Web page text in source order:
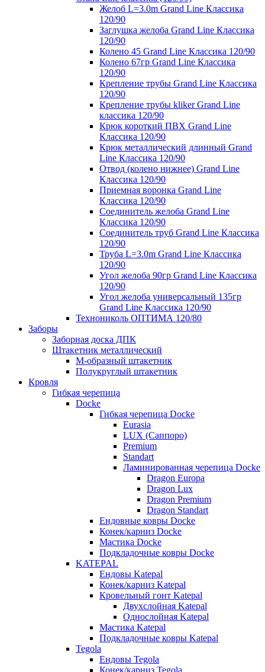
Желоб L=3.0m Grand Line Классика
120/90
Заглушка желоба Grand Line Классика
120/90
Колено 45 Grand Line Классика 120/90
Колено 67гр Grand Line Классика
120/90
Крепление трубы Grand Line Классика
120/90
Крепление трубы kliker Grand Line
классика 120/90
Крюк короткий ПВХ Grand Line
Классика 120/90
Крюк металлический длинный Grand
Line Классика 120/90
Отвод (колено нижнее) Grand Line
Классика 120/90
Приемная воронка Grand Line
Классика 120/90
Соединитель желоба Grand Line
Классика 120/90
Соединитель труб Grand Line Классика
120/90
Труба L=3.0m Grand Line Классика
120/90
Угол желоба 90гр Grand Line Классика
120/90
Угол желоба универсальный 135гр
Grand Line Классика 120/90
Технониколь ОПТИМА 120/80
Заборы
Заборная доска ДПК
Штакетник металлический
М-образный штакетник
Полукруглый штакетник
Кровля
Гибкая черепица
Docke
Гибкая черепица Docke
Eurasia
LUX (Саппоро)
Premium
Standart
Ламинированная черепица Docke
Dragon Europa
Dragon Lux
Dragon Premium
Dragon Standart
Ендовные ковры Docke
Конек/карниз Docke
Мастика Docke
Подкладочные ковры Docke
KATEPAL
Ендовы Katepal
Конек/карниз Katepal
Кровельный гонт Katepal
Двухслойная Katepal
Однослойная Katepal
Мастика Katepal
Подкладочные ковры Katepal
Tegola
Ендовы Tegola
Конек/карниз Tegola